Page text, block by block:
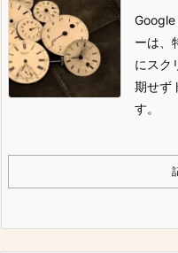
ーは、
にスク
期せず
す。